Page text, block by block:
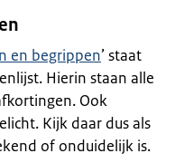
en begrippen’ staat
Hierin staan alle
Ook
Kijk daar dus als
of onduidelijk is.